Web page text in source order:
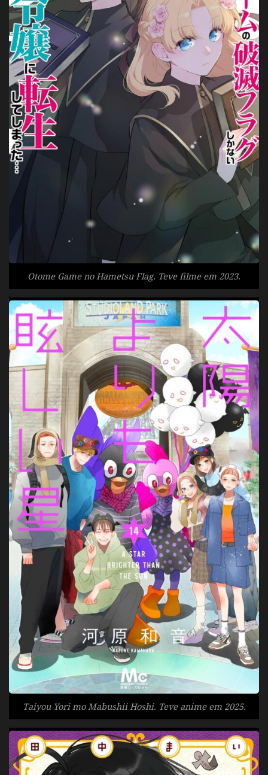
Otome Game no Hametsu Flag. Teve filme em 2023.
Taiyou Yori mo Mabushii Hoshi. Teve anime em 2025.